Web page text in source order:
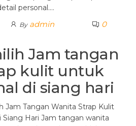
personal.…
By admin 0
Jam tangan
kulit untuk
di siang hari
Jam Tangan Wanita Strap Kulit
Siang Hari Jam tangan wanita